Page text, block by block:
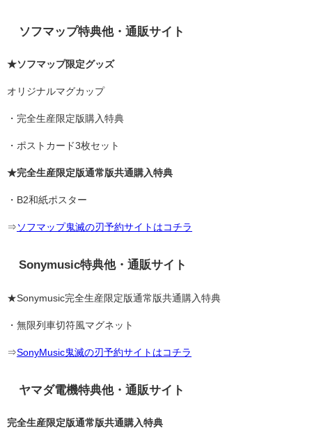
ソフマップ特典他・通販サイト
★ソフマップ限定グッズ
オリジナルマグカップ
・完全生産限定版購入特典
・ポストカード3枚セット
★完全生産限定版通常版共通購入特典
・B2和紙ポスター
⇒ ソフマップ鬼滅の刃予約サイトはコチラ
Sonymusic特典他・通販サイト
★Sonymusic完全生産限定版通常版共通購入特典
・無限列車切符風マグネット
⇒SonyMusic鬼滅の刃予約サイトはコチラ
ヤマダ電機特典他・通販サイト
完全生産限定版通常版共通購入特典